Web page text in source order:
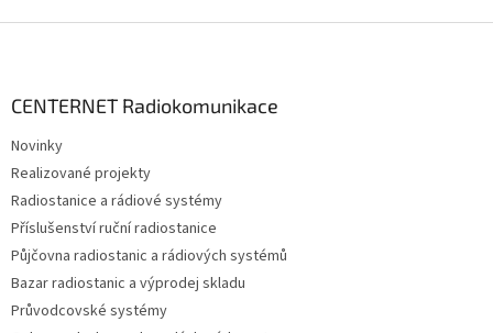
CENTERNET Radiokomunikace
Novinky
Realizované projekty
Radiostanice a rádiové systémy
Příslušenství ruční radiostanice
Půjčovna radiostanic a rádiových systémů
Bazar radiostanic a výprodej skladu
Průvodcovské systémy